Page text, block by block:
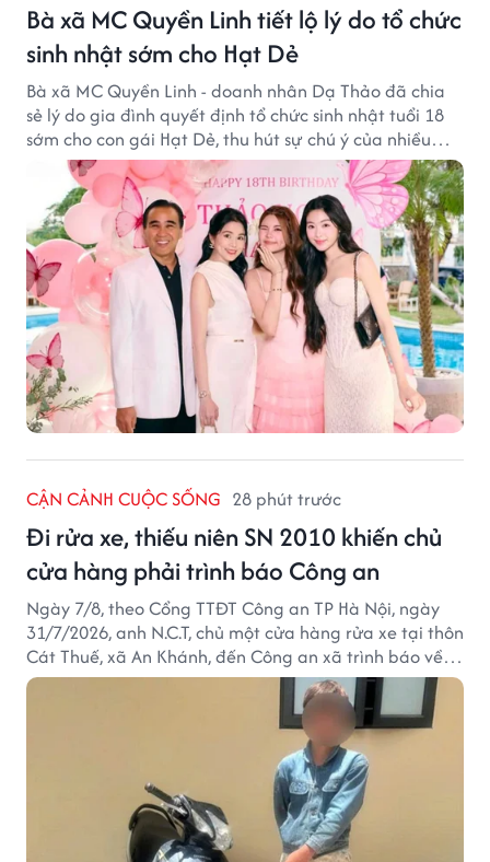
Bà xã MC Quyền Linh tiết lộ lý do tổ chức
sinh nhật sớm cho Hạt Dẻ
Bà xã MC Quyền Linh - doanh nhân Dạ Thảo đã chia
sẻ lý do gia đình quyết định tổ chức sinh nhật tuổi 18
sớm cho con gái Hạt Dẻ, thu hút sự chú ý của nhiều
người hâm mộ.
CẬN CẢNH CUỘC SỐNG 28 phút trước
Đi rửa xe, thiếu niên SN 2010 khiến chủ
cửa hàng phải trình báo Công an
Ngày 7/8, theo Cổng TTĐT Công an TP Hà Nội, ngày
31/7/2026, anh N.C.T, chủ một cửa hàng rửa xe tại thôn
Cát Thuế, xã An Khánh, đến Công an xã trình báo về
việc bị mất trộm chiếc xe máy Honda Wave. Trong cốp
xe còn có nhiều giấy tờ cá nhân và khoảng 1,2 triệu